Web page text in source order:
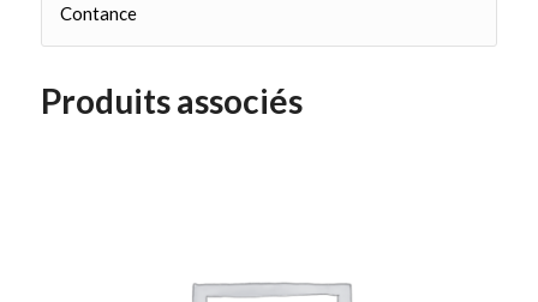
Contance
Produits associés